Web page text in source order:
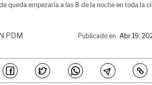
queda empezaría a las 8 de la noche en toda la
PDM Publicado en Abr 19,